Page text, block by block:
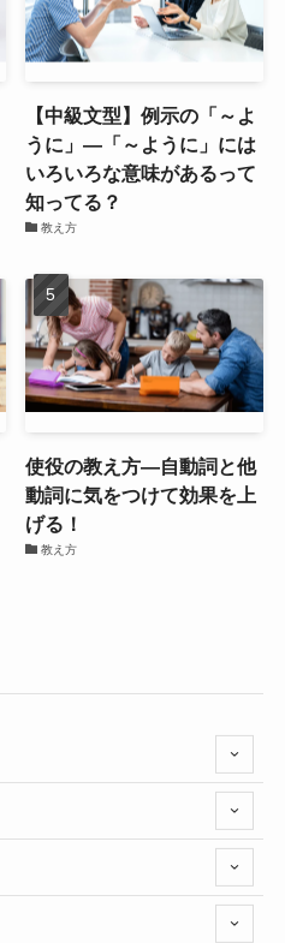
【中級文型】例示の「～よ
うに」―「～ように」には
いろいろな意味があるって
知ってる？
教え方
使役の教え方―自動詞と他
動詞に気をつけて効果を上
げる！
教え方